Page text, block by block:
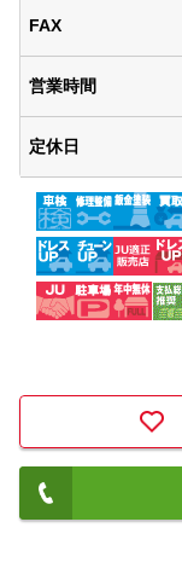
FAX
営業時間
定休日